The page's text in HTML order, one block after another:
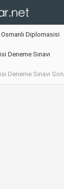
Osmanlı Diplomasisi
Deneme Sınavı
Deneme Sınavı